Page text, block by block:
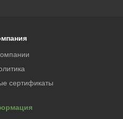
сертификаты